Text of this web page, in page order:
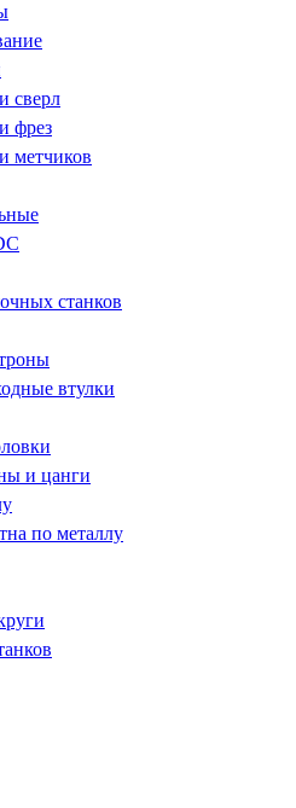
сверл
фрез
метчиков
станков
втулки
и цанги
по металлу